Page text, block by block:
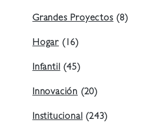
Grandes Proyectos(8)
Hogar (16)
Infantil(45)
Innovación (20)
Institucional(243)